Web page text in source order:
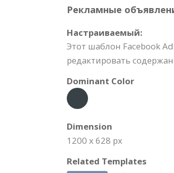
Рекламные
Настраиваемый:
Этот шаблон Facebook
редактировать
Dominant Color
Dimension
1200 x 628 px
Related Templates